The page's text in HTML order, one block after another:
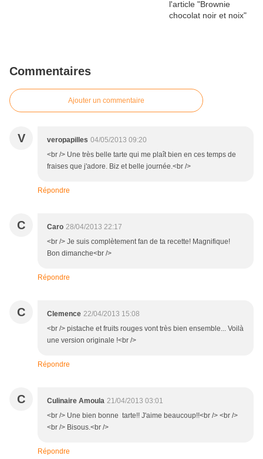
Commentaires
Ajouter un commentaire
V veropapilles 04/05/2013 09:20
<br /> Une très belle tarte qui me plaît bien en ces temps de
fraises que j'adore. Biz et belle journée.<br />
Répondre
C Caro 28/04/2013 22:17
<br /> Je suis complètement fan de ta recette! Magnifique!
Bon dimanche<br />
Répondre
C Clemence 22/04/2013 15:08
<br /> pistache et fruits rouges vont très bien ensemble... Voilà
une version originale !<br />
Répondre
C Culinaire Amoula 21/04/2013 03:01
<br /> Une bien bonne tarte!! J'aime beaucoup!!<br /> <br />
<br /> Bisous.<br />
Répondre